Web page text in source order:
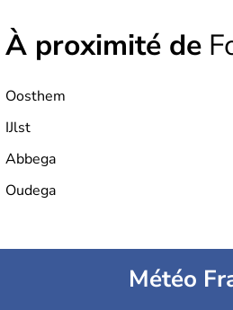
À proximité de
Oosthem
IJlst
Abbega
Oudega
Météo